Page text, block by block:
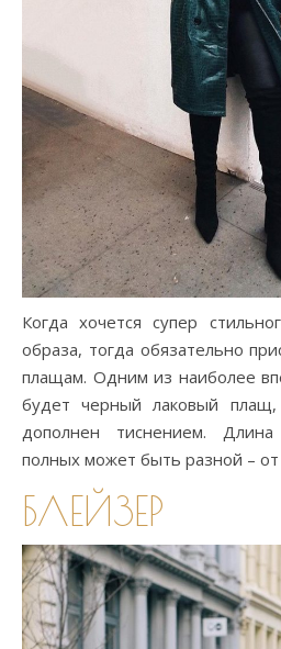
Когда хочется супер
образа, тогда обязательно
плащам. Одним из наиболее
будет черный лаковый
дополнен тиснением.
полных может быть разной –
БЛЕЙЗЕР